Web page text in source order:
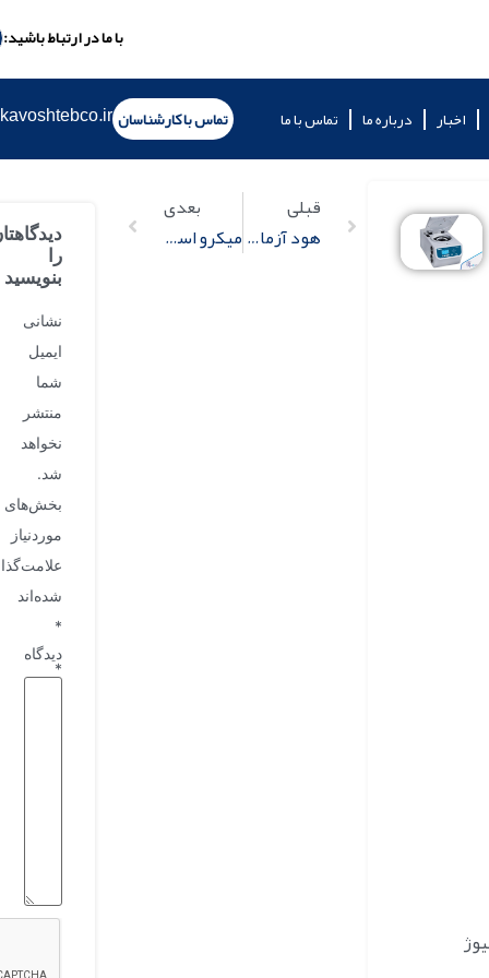
با ما در ارتباط باشید:
اخبار درباره ما تماس با ما تماس با کارشناسان
قبلی
هود آزمایشگاهی
بعدی
میکرو اسپین چیست؟
را
بنویسید
نشانی
ایمیل
شما
منتشر
نخواهد
شد.
بخش‌های
موردنیاز
شده‌اند
*
دیدگاه
*